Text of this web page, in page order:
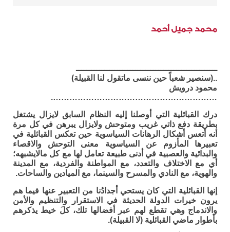
محمد جميل أحمد
ـــــــــــــــــــــــــــــــــــــــــــــــــــــــ
..(سنصير شعباً حين ننسى ماتقول لنا القبيلة)
محمود درويش
…………………………………………………….
درك القبائلية التي أوصلنا إليه النظام السابق لايزال يشتغل
بطريقة دفع ذاتي غريب ومتوحش ولايزال يبرهن في كل مرة
أنه أتعس أشكال الرهانات السياسوية حين تعكس القبائلية في
تعبيرها المأزوم عن السياسوية معنى التوحش والاقصاء
والبدائية والعصبية في أدنى طبيعة تعامل لها مع كل مالايشبهه؛
أي مع الاختلاف والتعدد، مع المواطنة والفردية، مع المدينة
والهوية، مع النادي والمسرح والسينما، مع الميادين والساحات.
إنها القبائلية التي كان يستحي أجدادُنا من التعبير عنها فيما هم
يرون خيرات الدولة الحديثة في الاستقرار والتنظيم والأمن
والاندماج وهي تقطع لهم عبر أفضالها تلك، كلَ خيط يذكرهم
بأطوار ماضي القبائلية (لا القبيلة).